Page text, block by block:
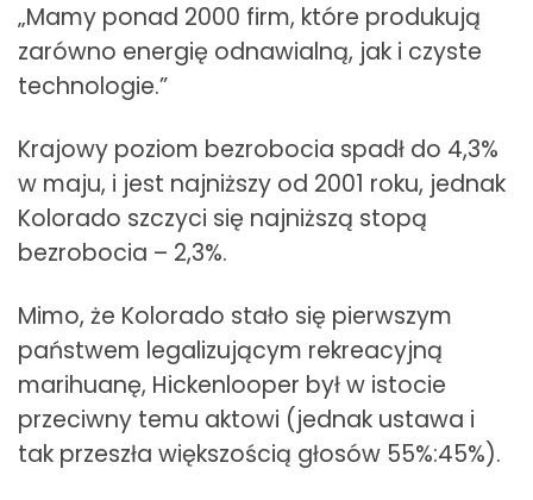
„Mamy ponad 2000 firm, które produkują
zarówno energię odnawialną, jak i czyste
technologie.”
Krajowy poziom bezrobocia spadł do 4,3%
w maju, i jest najniższy od 2001 roku, jednak
Kolorado szczyci się najniższą stopą
bezrobocia – 2,3%.
Mimo, że Kolorado stało się pierwszym
państwem legalizującym rekreacyjną
marihuanę, Hickenlooper był w istocie
przeciwny temu aktowi (jednak ustawa i
tak przeszła większością głosów 55%:45%).